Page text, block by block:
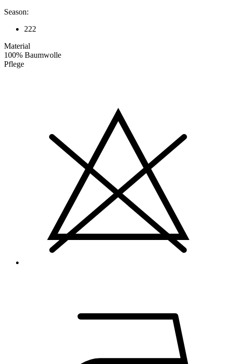
Season:
222
Material
100% Baumwolle
Pflege